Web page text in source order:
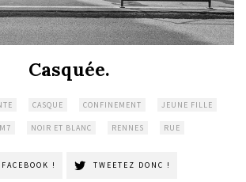
Casquée.
CASQUE CONFINEMENT JEUNE FILLE
NOIR ET BLANC RENNES RUE
! TWEETEZ DONC !